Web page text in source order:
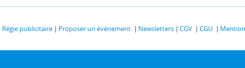
Régie publicitaire Proposer un événement Newsletters CGV CGU